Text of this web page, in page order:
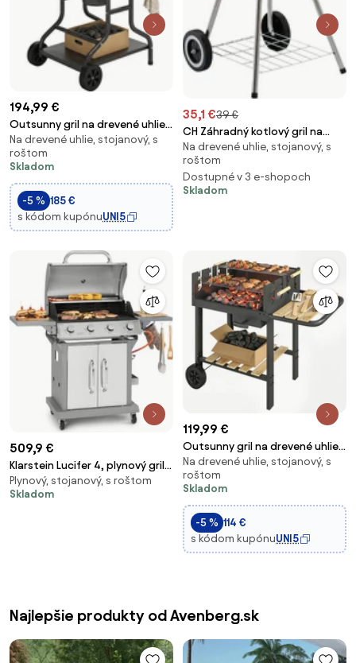
194,99 €
Outsunny gril na drevené uhlie s
bočnými stolíkmi, teplomerom
v pokrievke a kolieskami — 129 x
63,5 x 106,5 cm | Aosom
Na drevené uhlie, stojanový, s
roštom
Skladom
-5 % 185 €
s kódom kupónuUNI5
35,1 €39 €
CH Záhradný kotlový gril na
drevené uhlie - čierna
Na drevené uhlie, stojanový, s
roštom
Dostupné v 3 e-shopoch
Skladom
509,9 €
Klarstein Lucifer 4, plynový gril,
4 x 3,6 kW horáky, 69 x 45 cm
gril, nerezová oceľ, mobilný
Plynový, stojanový, s roštom
Skladom
119,99 €
Outsunny gril na drevené uhlie s
dreveným lemom, 2
nastaviteľné rošty, bočný
stolík, dolný stojan, zásuvka na
popol a kolieska — čierny |
Aosom
Na drevené uhlie, stojanový, s
roštom
Skladom
-5 % 114 €
s kódom kupónuUNI5
Najlepšie produkty od Avenberg.sk